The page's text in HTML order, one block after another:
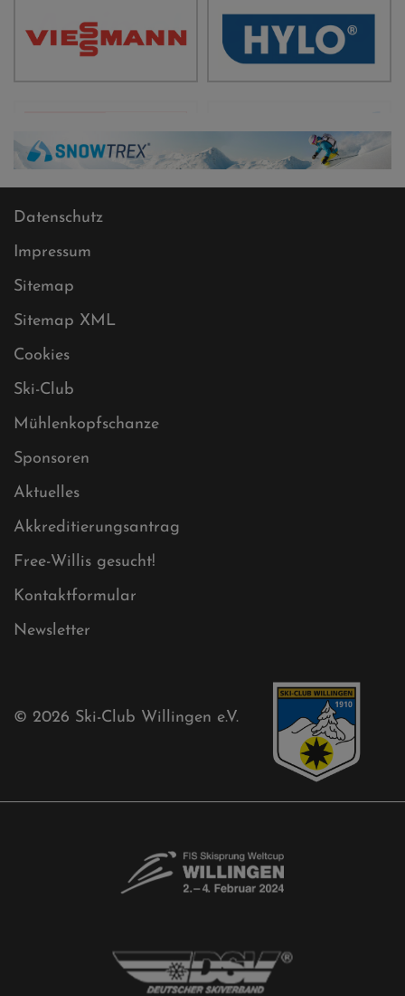
Datenschutz
Impressum
Sitemap
Sitemap XML
Cookies
Ski-Club
Mühlenkopfschanze
Kontaktformular